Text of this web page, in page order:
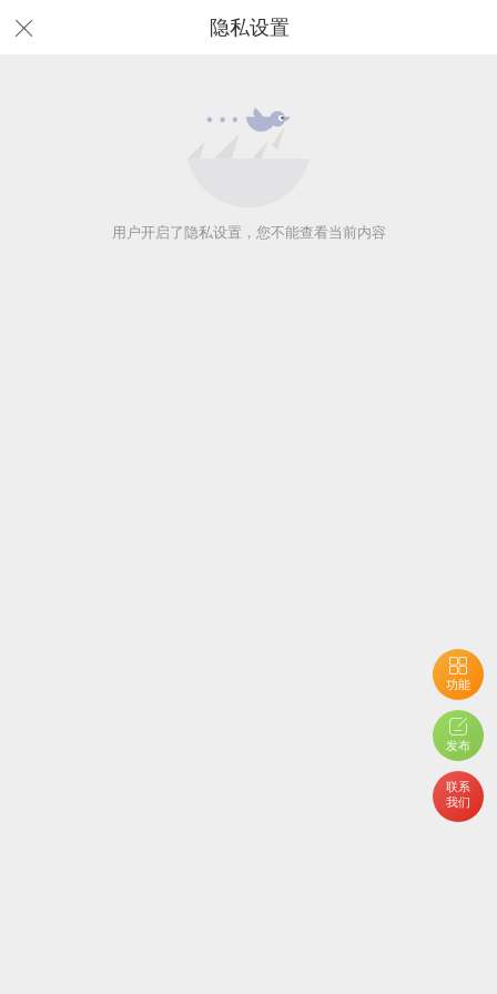
隐私设置
功能
发布
联系
我们
用户开启了隐私设置，您不能查看当前内容